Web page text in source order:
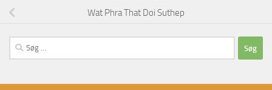
Wat Phra That Doi Suthep
Søg
efter: